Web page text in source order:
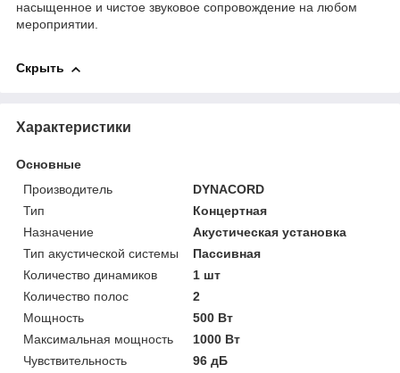
насыщенное и чистое звуковое сопровождение на любом
мероприятии.
Скрыть
Характеристики
Основные
Производитель
DYNACORD
Тип
Концертная
Назначение
Акустическая установка
Тип акустической системы
Пассивная
Количество динамиков
1 шт
Количество полос
2
Мощность
500 Вт
Максимальная мощность
1000 Вт
Чувствительность
96 дБ